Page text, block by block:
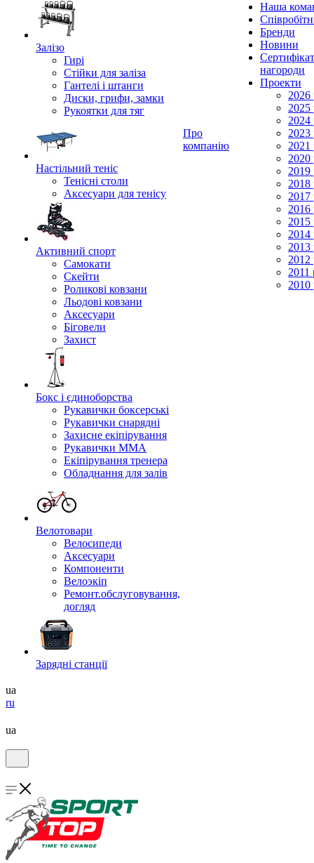
Залізо
Гирі
Стійки для заліза
Гантелі і штанги
Диски, грифи, замки
Рукоятки для тяг
Настільний теніс
Тенісні столи
Аксесуари для тенісу
Активний спорт
Самокати
Скейти
Роликові ковзани
Льодові ковзани
Аксесуари
Біговели
Захист
Бокс і єдиноборства
Рукавички боксерські
Рукавички снарядні
Захисне екіпірування
Рукавички ММА
Екіпірування тренера
Обладнання для залів
Велотовари
Велосипеди
Аксесуари
Компоненти
Велоэкіп
Ремонт.обслуговування,
догляд
Зарядні станції
Про
компанію
Наша
Бренди
Новини
нагороди
Проекти
2026
2025
2024
2023
2021
2020
2019
2018
2017
2016
2015
2014
2013
2012
2011
2010
ua
ru
ua